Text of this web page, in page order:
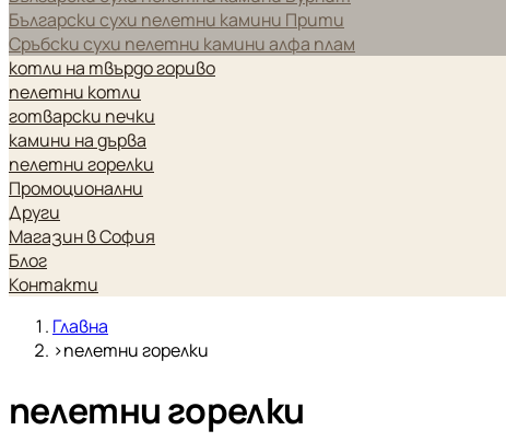
Български сухи пелетни камини Прити
Сръбски сухи пелетни камини алфа плам
котли на твърдо гориво
пелетни котли
готварски печки
камини на дърва
пелетни горелки
Промоционални
Други
Магазин в София
Блог
Контакти
Главна
›пелетни горелки
пелетни горелки